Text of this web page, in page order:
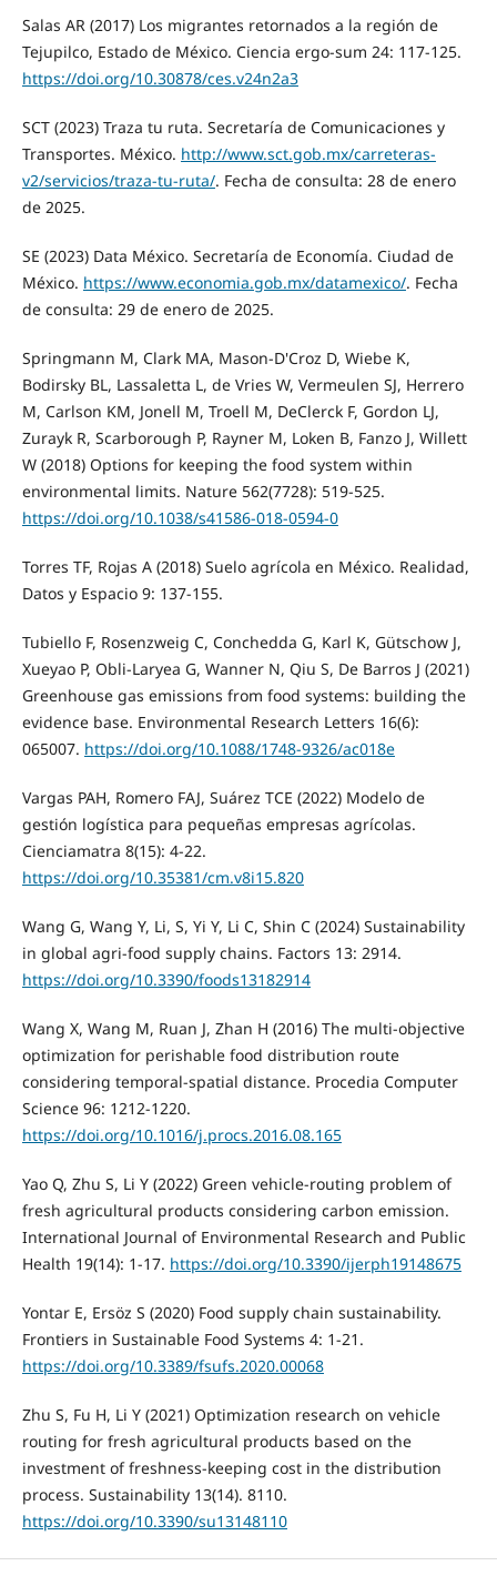
Salas AR (2017) Los migrantes retornados a la región de
Tejupilco, Estado de México. Ciencia ergo-sum 24: 117-125.
https://doi.org/10.30878/ces.v24n2a3
SCT (2023) Traza tu ruta. Secretaría de Comunicaciones y
Transportes. México. http://www.sct.gob.mx/carreteras-
v2/servicios/traza-tu-ruta/. Fecha de consulta: 28 de enero
de 2025.
SE (2023) Data México. Secretaría de Economía. Ciudad de
México. https://www.economia.gob.mx/datamexico/. Fecha
de consulta: 29 de enero de 2025.
Springmann M, Clark MA, Mason-D'Croz D, Wiebe K,
Bodirsky BL, Lassaletta L, de Vries W, Vermeulen SJ, Herrero
M, Carlson KM, Jonell M, Troell M, DeClerck F, Gordon LJ,
Zurayk R, Scarborough P, Rayner M, Loken B, Fanzo J, Willett
W (2018) Options for keeping the food system within
environmental limits. Nature 562(7728): 519-525.
https://doi.org/10.1038/s41586-018-0594-0
Torres TF, Rojas A (2018) Suelo agrícola en México. Realidad,
Datos y Espacio 9: 137-155.
Tubiello F, Rosenzweig C, Conchedda G, Karl K, Gütschow J,
Xueyao P, Obli-Laryea G, Wanner N, Qiu S, De Barros J (2021)
Greenhouse gas emissions from food systems: building the
evidence base. Environmental Research Letters 16(6):
065007. https://doi.org/10.1088/1748-9326/ac018e
Vargas PAH, Romero FAJ, Suárez TCE (2022) Modelo de
gestión logística para pequeñas empresas agrícolas.
Cienciamatra 8(15): 4-22.
https://doi.org/10.35381/cm.v8i15.820
Wang G, Wang Y, Li, S, Yi Y, Li C, Shin C (2024) Sustainability
in global agri-food supply chains. Factors 13: 2914.
https://doi.org/10.3390/foods13182914
Wang X, Wang M, Ruan J, Zhan H (2016) The multi-objective
optimization for perishable food distribution route
considering temporal-spatial distance. Procedia Computer
Science 96: 1212-1220.
https://doi.org/10.1016/j.procs.2016.08.165
Yao Q, Zhu S, Li Y (2022) Green vehicle-routing problem of
fresh agricultural products considering carbon emission.
International Journal of Environmental Research and Public
Health 19(14): 1-17. https://doi.org/10.3390/ijerph19148675
Yontar E, Ersöz S (2020) Food supply chain sustainability.
Frontiers in Sustainable Food Systems 4: 1-21.
https://doi.org/10.3389/fsufs.2020.00068
Zhu S, Fu H, Li Y (2021) Optimization research on vehicle
routing for fresh agricultural products based on the
investment of freshness-keeping cost in the distribution
process. Sustainability 13(14). 8110.
https://doi.org/10.3390/su13148110